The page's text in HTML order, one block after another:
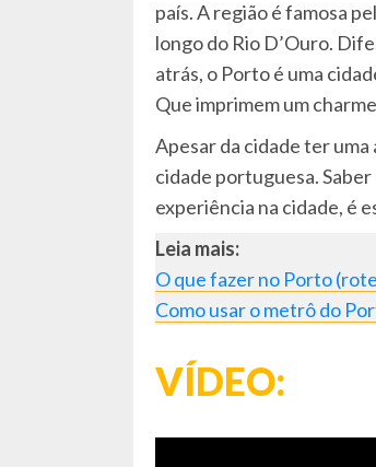
país. A região é famosa
longo do Rio D’Ouro.
atrás, o Porto é uma
Que imprimem um
Apesar da cidade ter
cidade portuguesa.
experiência na cidade, é
Leia mais:
O que fazer no Porto
Como usar o metrô do
VÍDEO: